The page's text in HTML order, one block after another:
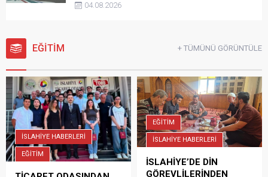
04.08.2026
EĞİTİM + TÜMÜNÜ GÖRÜNTÜLE
İSLAHİYE HABERLERİ
EĞİTİM
EĞİTİM
İSLAHİYE HABERLERİ
İSLAHİYE’DE DİN
GÖREVLİLERİNDEN